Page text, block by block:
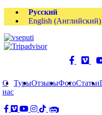
Русский
English (Английский)
О
нас
ТурыОтзывыФотоСтатьи